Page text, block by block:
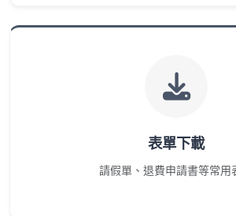
表單下載
請假單、退費申請書等常用